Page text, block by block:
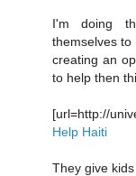
I'm doing
themselves to
creating an
to help then
[url=http://
Help Haiti
They give